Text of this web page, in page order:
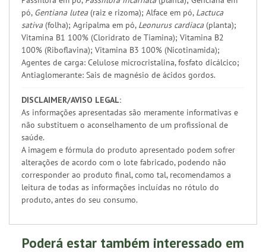
pó, Gentiana lutea(raiz e rizoma); Alface em pó, Lactuca
sativa(folha); Agripalma em pó, Leonurus cardiaca(planta);
Vitamina B1 100% (Cloridrato de Tiamina); Vitamina B2
100% (Riboflavina); Vitamina B3 100% (Nicotinamida);
Agentes de carga: Celulose microcristalina, fosfato dicálcico;
Antiaglomerante: Sais de magnésio de ácidos gordos.
DISCLAIMER/AVISO LEGAL:
As informações apresentadas são meramente informativas e
não substituem o aconselhamento de um profissional de
saúde.
A imagem e fórmula do produto apresentado podem sofrer
alterações de acordo com o lote fabricado, podendo não
corresponder ao produto final, como tal, recomendamos a
leitura de todas as informações incluídas no rótulo do
produto, antes do seu consumo.
Poderá estar também interessado em